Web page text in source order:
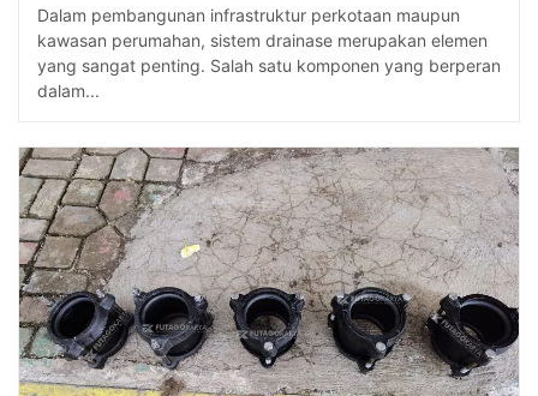
Dalam pembangunan infrastruktur perkotaan maupun
kawasan perumahan, sistem drainase merupakan elemen
yang sangat penting. Salah satu komponen yang berperan
dalam...